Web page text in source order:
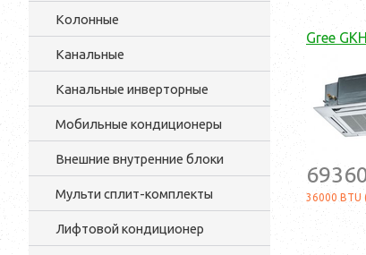
Колонные
Канальные
Канальные инверторные
Мобильные кондиционеры
Внешние внутренние блоки
Мульти cплит-комплекты
Лифтовой кондиционер
Gree
36000 BTU